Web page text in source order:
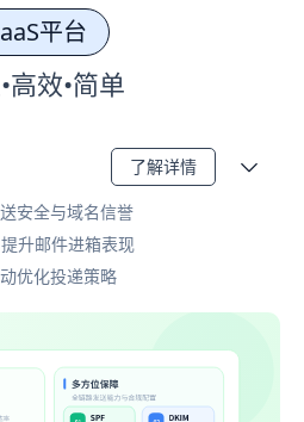
平台
高效•简单
了解详情
安全与域名信誉
升邮件进箱表现
优化投递策略